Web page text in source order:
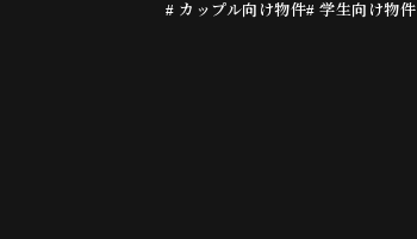
# カップル向け物件# 学生向け物件